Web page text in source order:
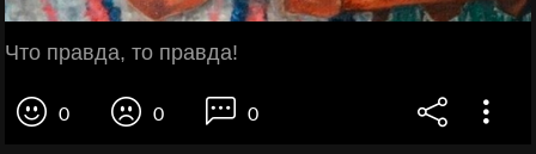
Что правда, то правда!
0 0 0